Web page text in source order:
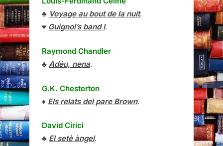
♣ Voyage au bout de la nuit.
♥ Guignol’s band I.
Raymond Chandler
♣ Adéu, nena.
G.K. Chesterton
♦ Els relats del pare Brown.
David Cirici
♣ El setè àngel.